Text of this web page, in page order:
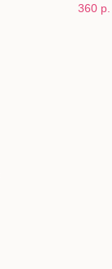
360 р.